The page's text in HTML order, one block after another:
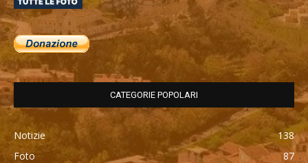
CATEGORIE POPOLARI
Notizie
138
Foto
87